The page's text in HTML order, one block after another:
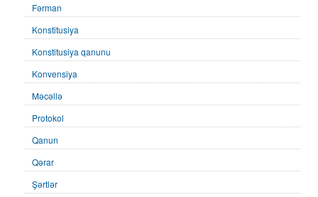
Fərman
Konstitusiya
Konstitusiya qanunu
Konvensiya
Məcəllə
Protokol
Qanun
Qərar
Şərtlər